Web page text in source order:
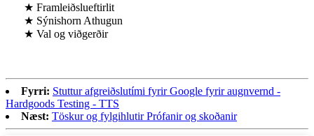
★ Framleiðslueftirlit
★ Sýnishorn Athugun
★ Val og viðgerðir
Fyrri: Stuttur afgreiðslutími fyrir Google fyrir augnvernd -
Hardgoods Testing - TTS
Næst: Töskur og fylgihlutir Prófanir og skoðanir